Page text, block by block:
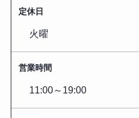
定休日
火曜
営業時間
11:00～19:00